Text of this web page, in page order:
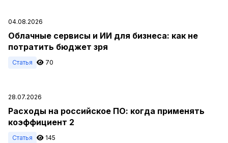
04.08.2026
Облачные сервисы и ИИ для бизнеса: как не
потратить бюджет зря
Статья 70
28.07.2026
Расходы на российское ПО: когда применять
коэффициент 2
Статья 145